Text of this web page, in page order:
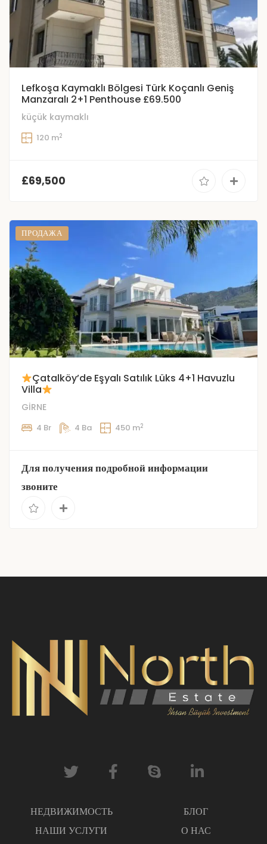
Lefkoşa Kaymaklı Bölgesi Türk Koçanlı Geniş
Manzaralı 2+1 Penthouse £69.500
küçük kaymaklı
120 m2
£69,500
ПРОДАЖА
Çatalköy’de Eşyalı Satılık Lüks 4+1 Havuzlu
Villa
GİRNE
4 Br 4 Ba 450 m2
Для получения подробной информации
звоните
НЕДВИЖИМОСТЬ
БЛОГ
НАШИ УСЛУГИ
О НАС